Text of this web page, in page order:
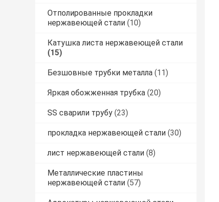
Отполированные прокладки
нержавеющей стали (10)
Катушка листа нержавеющей стали
(15)
Безшовные трубки металла (11)
Яркая обожженная трубка (20)
SS сварили трубу (23)
прокладка нержавеющей стали (30)
лист нержавеющей стали (8)
Металлические пластины
нержавеющей стали (57)